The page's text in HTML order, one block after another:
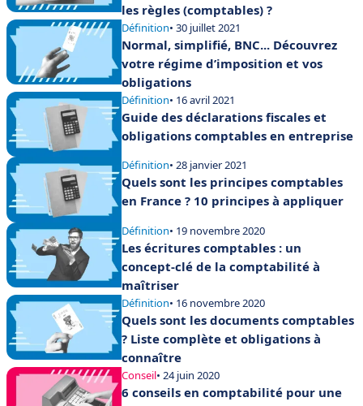
les règles (comptables) ?
Définition• 30 juillet 2021
Normal, simplifié, BNC... Découvrez
votre régime d’imposition et vos
obligations
Définition• 16 avril 2021
Guide des déclarations fiscales et
obligations comptables en entreprise
Définition• 28 janvier 2021
Quels sont les principes comptables
en France ? 10 principes à appliquer
Définition• 19 novembre 2020
Les écritures comptables : un
concept-clé de la comptabilité à
maîtriser
Définition• 16 novembre 2020
Quels sont les documents comptables
? Liste complète et obligations à
connaître
Conseil• 24 juin 2020
6 conseils en comptabilité pour une